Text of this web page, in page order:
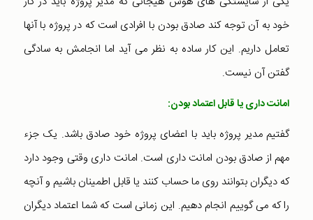
خود به آن توجه کند صادق بودن با افرادی است که در پروژه با آنها
تعامل داریم. این کار ساده به نظر می آید اما انجامش به سادگی
گفتن آن نیست.
امانت داری یا قابل اعتماد بودن:
گفتیم مدیر پروژه باید با اعضای پروژه خود صادق باشد. یک جزء
مهم از صادق بودن امانت داری است. امانت داری وقتی وجود دارد
که دیگران بتوانند روی ما حساب کنند یا قابل اطمینان باشیم و آنچه
را که می گوییم انجام دهیم. این زمانی است که شما اعتماد دیگران